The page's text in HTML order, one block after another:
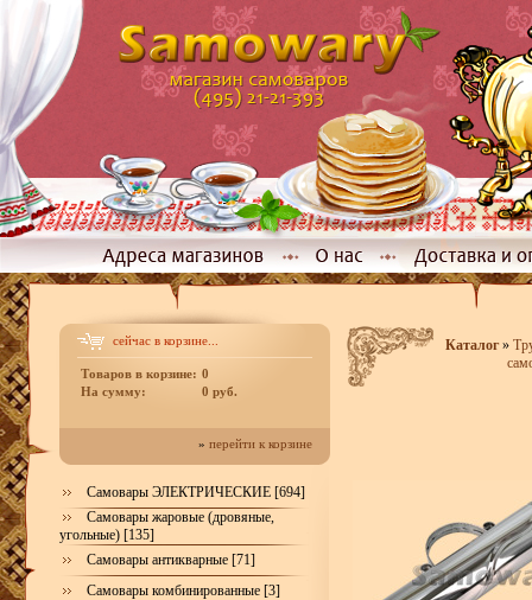
сейчас в корзине...
Товаров в корзине: 0
На сумму:
0 руб.
» перейти к корзине
Самовары ЭЛЕКТРИЧЕСКИЕ [694]
Самовары жаровые (дровяные,
угольные) [135]
Самовары антикварные [71]
Самовары комбинированные [3]
Каталог»